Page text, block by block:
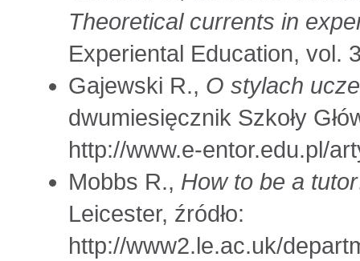
Theoretical currents in
Experiental Education, vol.
Gajewski R., O stylach
dwumiesięcznik Szkoły
http://www.e-entor.edu.pl/
Mobbs R., How to be a tutor
Leicester, źródło:
http://www2.le.ac.uk/